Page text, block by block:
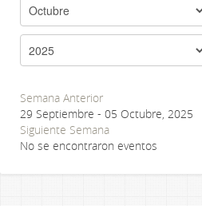
Semana Anterior
29 Septiembre - 05 Octubre, 2025
Siguiente Semana
No se encontraron eventos